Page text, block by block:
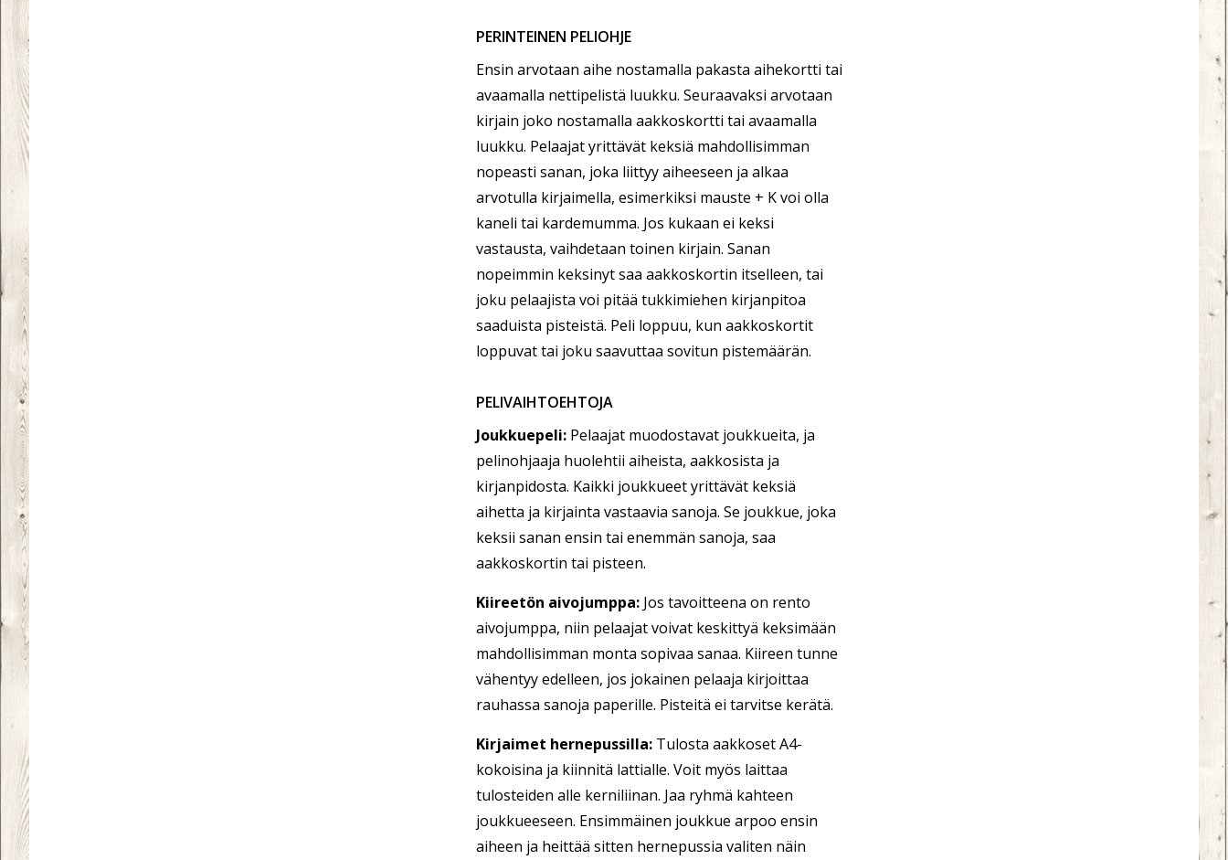
PERINTEINEN PELIOHJE
Ensin arvotaan aihe nostamalla pakasta aihekortti tai
avaamalla nettipelistä luukku. Seuraavaksi arvotaan
kirjain joko nostamalla aakkoskortti tai avaamalla
luukku. Pelaajat yrittävät keksiä mahdollisimman
nopeasti sanan, joka liittyy aiheeseen ja alkaa
arvotulla kirjaimella, esimerkiksi mauste + K voi olla
kaneli tai kardemumma. Jos kukaan ei keksi
vastausta, vaihdetaan toinen kirjain. Sanan
nopeimmin keksinyt saa aakkoskortin itselleen, tai
joku pelaajista voi pitää tukkimiehen kirjanpitoa
saaduista pisteistä. Peli loppuu, kun aakkoskortit
loppuvat tai joku saavuttaa sovitun pistemäärän.
PELIVAIHTOEHTOJA
Joukkuepeli: Pelaajat muodostavat joukkueita, ja
pelinohjaaja huolehtii aiheista, aakkosista ja
kirjanpidosta. Kaikki joukkueet yrittävät keksiä
aihetta ja kirjainta vastaavia sanoja. Se joukkue, joka
keksii sanan ensin tai enemmän sanoja, saa
aakkoskortin tai pisteen.
Kiireetön aivojumppa: Jos tavoitteena on rento
aivojumppa, niin pelaajat voivat keskittyä keksimään
mahdollisimman monta sopivaa sanaa. Kiireen tunne
vähentyy edelleen, jos jokainen pelaaja kirjoittaa
rauhassa sanoja paperille. Pisteitä ei tarvitse kerätä.
Kirjaimet hernepussilla: Tulosta aakkoset A4-
kokoisina ja kiinnitä lattialle. Voit myös laittaa
tulosteiden alle kerniliinan. Jaa ryhmä kahteen
joukkueeseen. Ensimmäinen joukkue arpoo ensin
aiheen ja heittää sitten hernepussia valiten näin